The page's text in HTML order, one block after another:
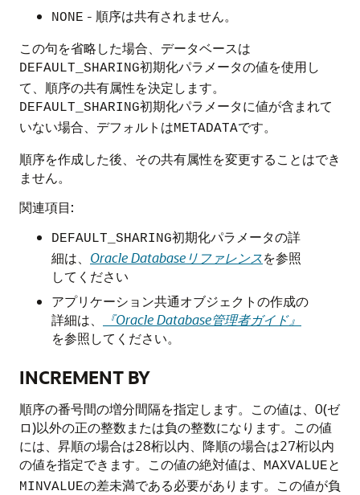
NONE - 順序は共有されません。
この句を省略した場合、データベースは
DEFAULT_SHARING初期化パラメータの値を使用し
て、順序の共有属性を決定します。
DEFAULT_SHARING初期化パラメータに値が含まれて
いない場合、デフォルトはMETADATAです。
順序を作成した後、その共有属性を変更することはでき
ません。
関連項目:
DEFAULT_SHARING初期化パラメータの詳
細は、 Oracle Databaseリファレンスを参照
してください
アプリケーション共通オブジェクトの作成の
詳細は、
『Oracle Database管理者ガイド』
を参照してください。
INCREMENT BY
順序の番号間の増分間隔を指定します。この値は、0(ゼ
ロ)以外の正の整数または負の整数になります。この値
には、昇順の場合は28桁以内、降順の場合は27桁以内
の値を指定できます。この値の絶対値は、
MAXVALUEと
MINVALUEの差未満である必要があります。この値が負